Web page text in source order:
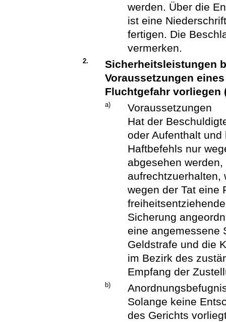
werden. Über die
ist eine
fertigen. Die
vermerken.
2.
Sicherheitsleistungen
Voraussetzungen
Fluchtgefahr vorliegen
a)
Voraussetzungen
Hat der
oder Aufenthalt
Haftbefehls nur
abgesehen
aufrechtzuerhalten,
wegen der Tat eine
Sicherung
eine angemessene
Geldstrafe und die
im Bezirk des
Empfang der
b)
Solange keine
des Gerichts